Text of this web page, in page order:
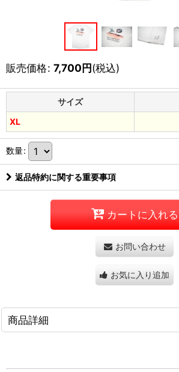
販売価格: 7,700円(税込)
サイズ
XL
数量:
返品特約に関する重要事項
カートに入れる
お問い合わせ
お気に入り追加
商品詳細